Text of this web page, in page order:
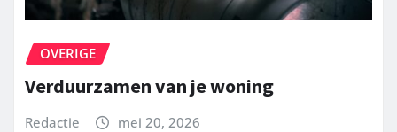
OVERIGE
Verduurzamen van je woning
Redactie mei 20, 2026